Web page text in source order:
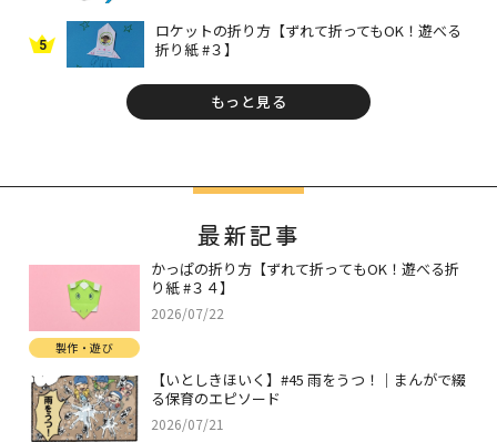
5
ロケットの折り方【ずれて折ってもOK！遊べる
折り紙 #３】
もっと見る
最新記事
かっぱの折り方【ずれて折ってもOK！遊べる折
り紙 #３４】
2026/07/22
製作・遊び
【いとしきほいく】#45 雨をうつ！｜まんがで綴
る保育のエピソード
2026/07/21